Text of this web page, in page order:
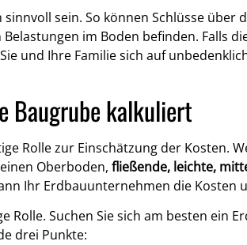
sein. So können Schlüsse über
im Boden befinden. Falls
und Ihre Familie sich auf
Baugrube kalkuliert
Rolle zur Einschätzung der Kosten.
Oberboden, fließende, leichte,
Ihr Erdbauunternehmen die Kosten
Rolle. Suchen Sie sich am besten ein
drei Punkte: